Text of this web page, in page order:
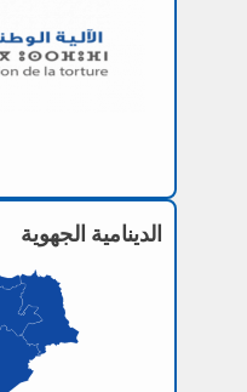
الدينامية الجهوية